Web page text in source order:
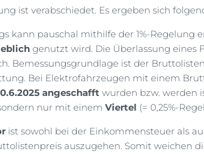
ist verabschiedet. Es ergeben sich
kann pauschal mithilfe der 1%-Regelung
genutzt wird. Die Überlassung eines
Bemessungsgrundlage ist der
Bei Elektrofahrzeugen mit einem
angeschafft wurden bzw. werden
nur mit einem Viertel (= 0,25%-
ist sowohl bei der Einkommensteuer als
auszugehen. Somit weichen